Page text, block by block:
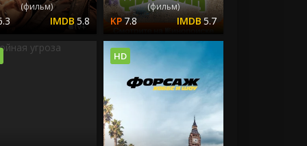
(фильм)
5.8
(фильм)
7.8 5.7
HD